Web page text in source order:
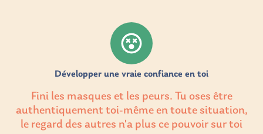
Développer une vraie confiance en toi
Fini les masques et les peurs. Tu oses être
authentiquement toi-même en toute situation,
le regard des autres n'a plus ce pouvoir sur toi